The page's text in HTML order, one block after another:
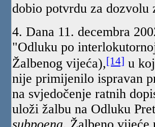
dobio potvrdu za dozvolu
4. Dana 11. decembra
"Odluku po
Žalbenog vijeća),[14] u
nije primijenilo ispravan
na svjedočenje ratnih
uloži žalbu na Odluku